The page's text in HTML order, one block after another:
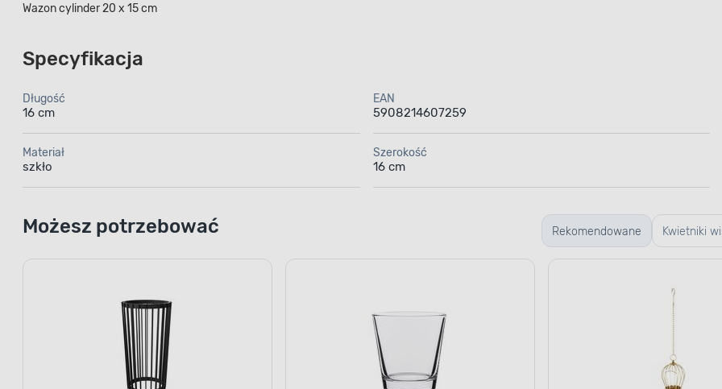
Wazon cylinder 20 x 15 cm
Specyfikacja
Długość
16 cm
EAN
5908214607259
Materiał
szkło
Szerokość
16 cm
Rekomendowane Kwietniki
Możesz potrzebować